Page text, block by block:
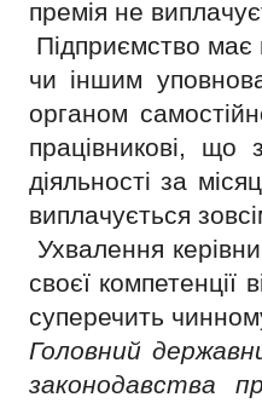
премія не
Підприємство
чи іншим
органом
працівникові, що
діяльності за
виплачується
Ухвалення
своєї компетенції
суперечить
Головний
законодавства